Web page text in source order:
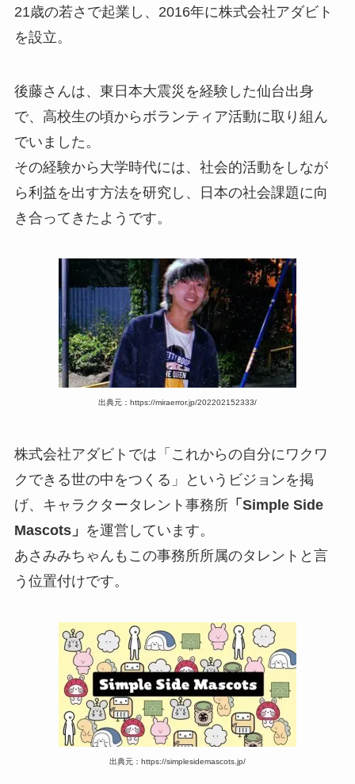
21歳の若さで起業し、2016年に株式会社アダビト
を設立。
後藤さんは、東日本大震災を経験した仙台出身
で、高校生の頃からボランティア活動に取り組ん
でいました。
その経験から大学時代には、社会的活動をしなが
ら利益を出す方法を研究し、日本の社会課題に向
き合ってきたようです。
出典元：https://miraerror.jp/202202152333/
株式会社アダビトでは「これからの自分にワクワ
クできる世の中をつくる」というビジョンを掲
げ、キャラクタータレント事務所「Simple Side
Mascots」 を運営しています。
あさみみちゃんもこの事務所所属のタレントと言
う位置付けです。
出典元：https://simplesidemascots.jp/